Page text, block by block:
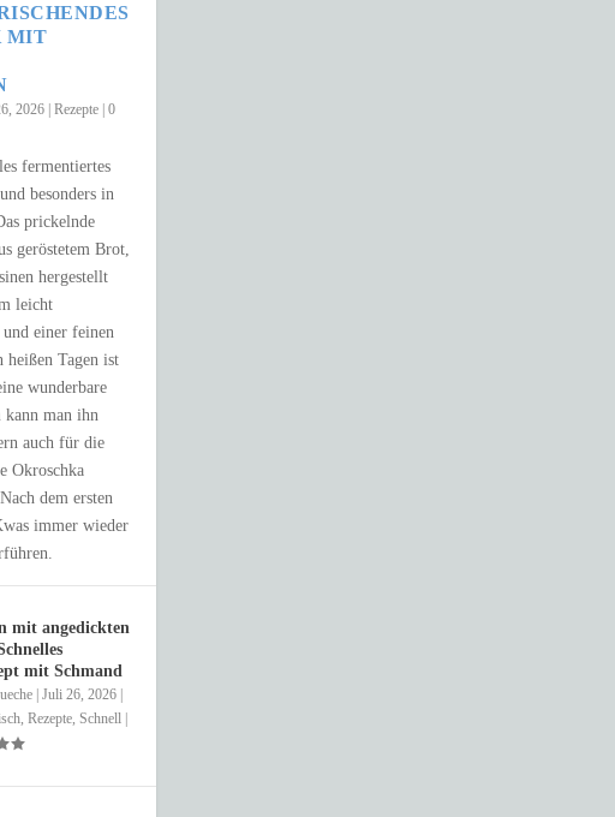
MIT
2026| Rezepte| 0
fermentiertes
besonders in
prickelnde
geröstetem Brot,
hergestellt
leicht
und einer feinen
heißen Tagen ist
wunderbare
man ihn
auch für die
Okroschka
dem ersten
immer wieder
mit angedickten
mit Schmand
| Juli 26, 2026|
Rezepte, Schnell |